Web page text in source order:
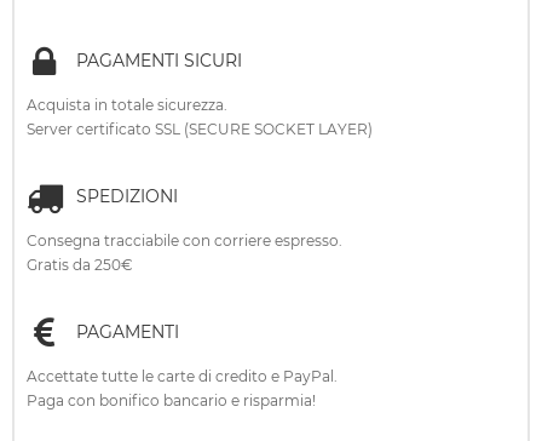
PAGAMENTI SICURI
Acquista in totale sicurezza.
Server certificato SSL (SECURE SOCKET LAYER)
SPEDIZIONI
Consegna tracciabile con corriere espresso.
Gratis da 250€
PAGAMENTI
Accettate tutte le carte di credito e PayPal.
Paga con bonifico bancario e risparmia!